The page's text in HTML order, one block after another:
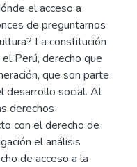
el acceso a
de preguntarnos
La constitución
Perú, derecho que
que son parte
desarrollo social. Al
derechos
con el derecho de
el análisis
de acceso a la